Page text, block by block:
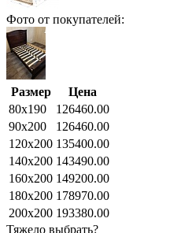
Фото от покупателей:
Размер
Цена
80x190
126460.00
90x200
126460.00
120x200 135400.00
140x200 143490.00
160x200 149200.00
180x200 178970.00
200x200 193380.00
Тяжело выбрать?